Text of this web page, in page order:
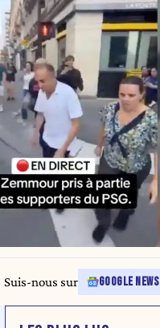
Suis-nous sur GOOGLE NEWS